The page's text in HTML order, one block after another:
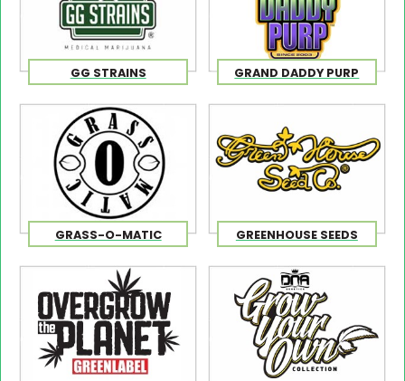
GG STRAINS GRAND DADDY PURP
GRASS-O-MATIC GREENHOUSE SEEDS